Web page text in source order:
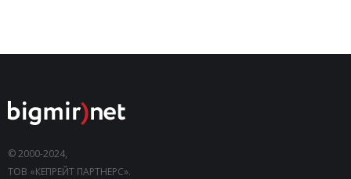
© 2000-2024,
ТОВ «КЕПРЕЙТ ПАРТНЕРС».